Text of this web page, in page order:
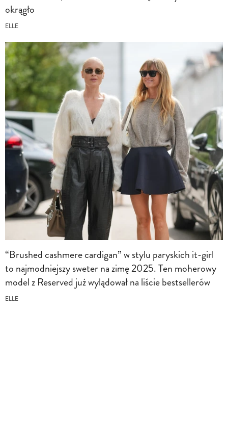
okrągło
ELLE
“Brushed cashmere cardigan” w stylu paryskich it-girl
to najmodniejszy sweter na zimę 2025. Ten moherowy
model z Reserved już wylądował na liście bestsellerów
ELLE